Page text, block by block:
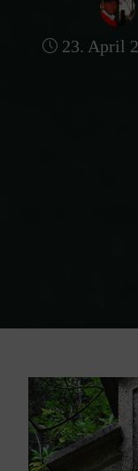
23. April